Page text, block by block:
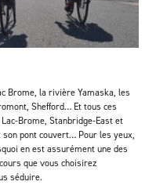
Brome, la rivière Yamaska, les
Shefford… Et tous ces
Brome, Stanbridge-East et
pont couvert… Pour les yeux,
en est assurément une des
que vous choisirez
séduire.